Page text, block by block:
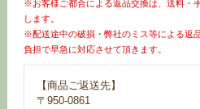
※お客様ご都合による返品交換は、送料・
します。
※配送途中の破損・弊社のミス等による返
負担で早急に対応させて頂きます。
【商品ご返送先】
〒950-0861